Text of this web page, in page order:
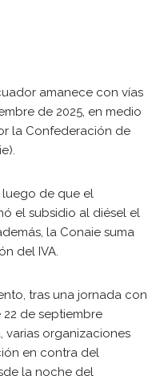
amanece con vías
de 2025, en medio
la Confederación de
de que el
el subsidio al diésel el
la Conaie suma
del IVA.
tras una jornada con
de septiembre
varias organizaciones
en contra del
la noche del